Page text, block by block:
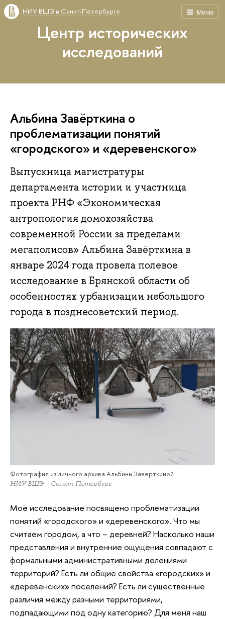
Меню
НИУ ВШЭ в Санкт-Петербурге
Центр исторических
исследований
Альбина Завёрткина о
проблематизации понятий
«городского» и «деревенского»
Выпускница магистратуры
департамента истории и участница
проекта РНФ «Экономическая
антропология домохозяйства
современной России за пределами
мегаполисов» Альбина Завёрткина в
январе 2024 года провела полевое
исследование в Брянской области об
особенностях урбанизации небольшого
города в позднесоветский период.
Фотография из личного архива Альбины Завёрткиной
НИУ ВШЭ – Санкт-Петербург
Моё исследование посвящено проблематизации
понятий «городского» и «деревенского». Что мы
считаем городом, а что – деревней? Насколько наши
представления и внутренние ощущения совпадают с
формальными административными делениями
территорий? Есть ли общие свойства «городских» и
«деревенских» поселений? Есть ли существенные
различия между разными территориями,
подпадающими под одну категорию? Для меня наш